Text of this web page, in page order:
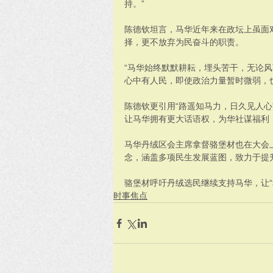
持。”
陈德钦坦言，马华近年来在政坛上虽
择，更不放弃为民奋斗的职责。
“马华始终默默耕耘，埋头苦干，无论
心中有人民，即使政治力量暂时微弱，
陈德钦更引用“路遥知马力，日久见人
让马华拥有更大话语权，为华社谋福利
马华丹绒区会主席拿督骆堡材也在大会
念，涵盖多项民生发展蓝图，致力于
骆堡材呼吁丹绒选民继续支持马华，让
时事焦点